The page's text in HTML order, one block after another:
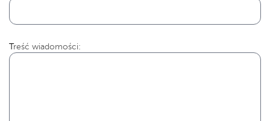
Treść wiadomości: